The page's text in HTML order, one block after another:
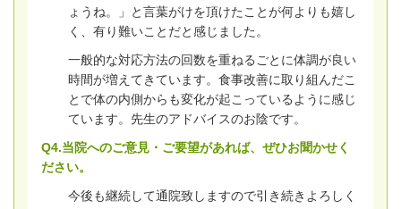
ょうね。」と言葉がけを頂けたことが何よりも嬉し
く、有り難いことだと感じました。
一般的な対応方法の回数を重ねるごとに体調が良い
時間が増えてきています。食事改善に取り組んだこ
とで体の内側からも変化が起こっているように感じ
ています。先生のアドバイスのお陰です。
Q4.当院へのご意見・ご要望があれば、ぜひお聞かせく
ださい。
今後も継続して通院致しますので引き続きよろしく